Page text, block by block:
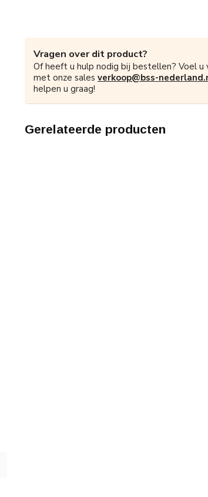
Vragen over dit product?
Of heeft u hulp nodig bij bestellen? Voel
met onze sales verkoop@bss-
helpen u graag!
Gerelateerde producten